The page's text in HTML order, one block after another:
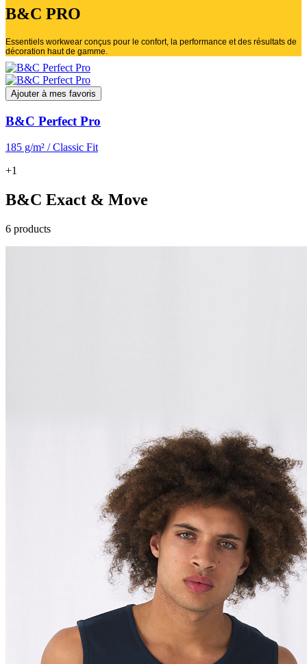
B&C PRO
Essentiels workwear conçus pour le confort, la performance et des résultats de
décoration haut de gamme.
Ajouter à mes favoris
B&C Perfect Pro
185 g/m² / Classic Fit
+1
B&C Exact & Move
6 products